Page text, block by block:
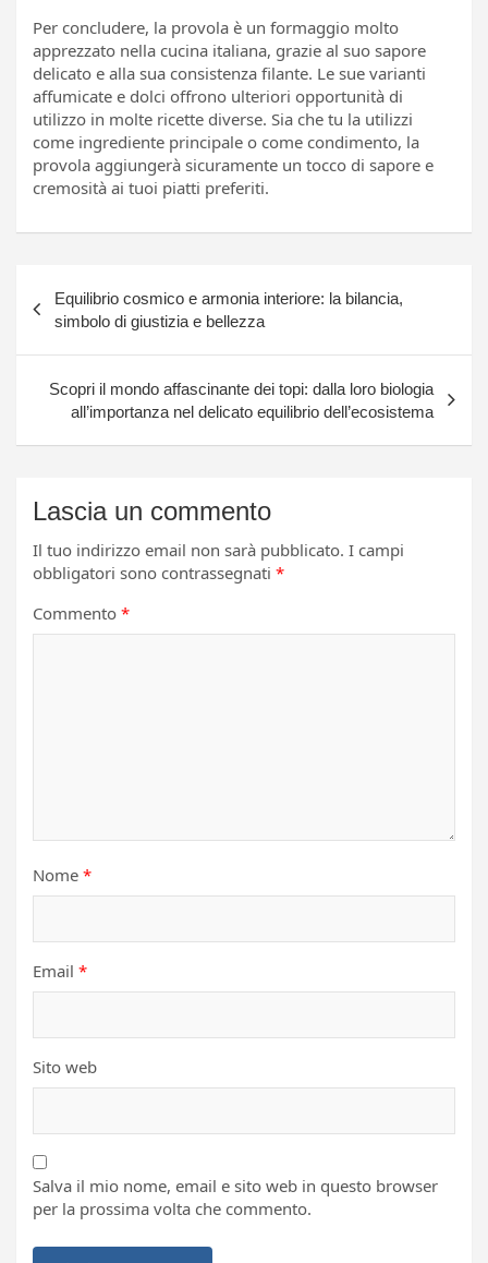
Per concludere, la provola è un formaggio molto
apprezzato nella cucina italiana, grazie al suo sapore
delicato e alla sua consistenza filante. Le sue varianti
affumicate e dolci offrono ulteriori opportunità di
utilizzo in molte ricette diverse. Sia che tu la utilizzi
come ingrediente principale o come condimento, la
provola aggiungerà sicuramente un tocco di sapore e
cremosità ai tuoi piatti preferiti.
articoli
Equilibrio cosmico e armonia interiore: la bilancia,
simbolo di giustizia e bellezza
Scopri il mondo affascinante dei topi: dalla loro biologia
all’importanza nel delicato equilibrio dell’ecosistema
Lascia un commento
Il tuo indirizzo email non sarà pubblicato. I campi
obbligatori sono contrassegnati *
Commento *
Nome *
Email *
Sito web
Salva il mio nome, email e sito web in questo browser
per la prossima volta che commento.